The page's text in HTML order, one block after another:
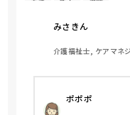
ります。退職理由は
ト、給与などです。(
談報告しています)
みさきん
介護福祉士, ケアマネ
ポポポ